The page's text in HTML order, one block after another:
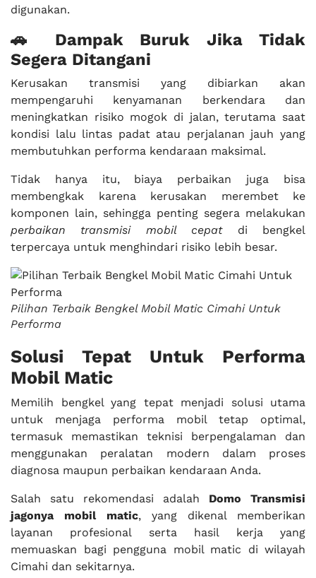
digunakan.
🚗 Dampak Buruk Jika Tidak
Segera Ditangani
Kerusakan transmisi yang dibiarkan akan
mempengaruhi kenyamanan berkendara dan
meningkatkan risiko mogok di jalan, terutama saat
kondisi lalu lintas padat atau perjalanan jauh yang
membutuhkan performa kendaraan maksimal.
Tidak hanya itu, biaya perbaikan juga bisa
membengkak karena kerusakan merembet ke
komponen lain, sehingga penting segera melakukan
perbaikan transmisi mobil cepatdi bengkel
terpercaya untuk menghindari risiko lebih besar.
Pilihan Terbaik Bengkel Mobil Matic Cimahi Untuk
Performa
Solusi Tepat Untuk Performa
Mobil Matic
Memilih bengkel yang tepat menjadi solusi utama
untuk menjaga performa mobil tetap optimal,
termasuk memastikan teknisi berpengalaman dan
menggunakan peralatan modern dalam proses
diagnosa maupun perbaikan kendaraan Anda.
Salah satu rekomendasi adalah Domo Transmisi
jagonya mobil matic, yang dikenal memberikan
layanan profesional serta hasil kerja yang
memuaskan bagi pengguna mobil matic di wilayah
Cimahi dan sekitarnya.